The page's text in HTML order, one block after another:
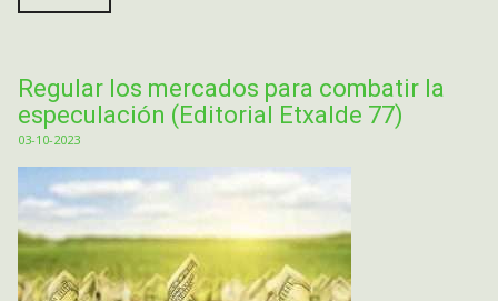
Regular los mercados para combatir la
especulación (Editorial Etxalde 77)
03-10-2023